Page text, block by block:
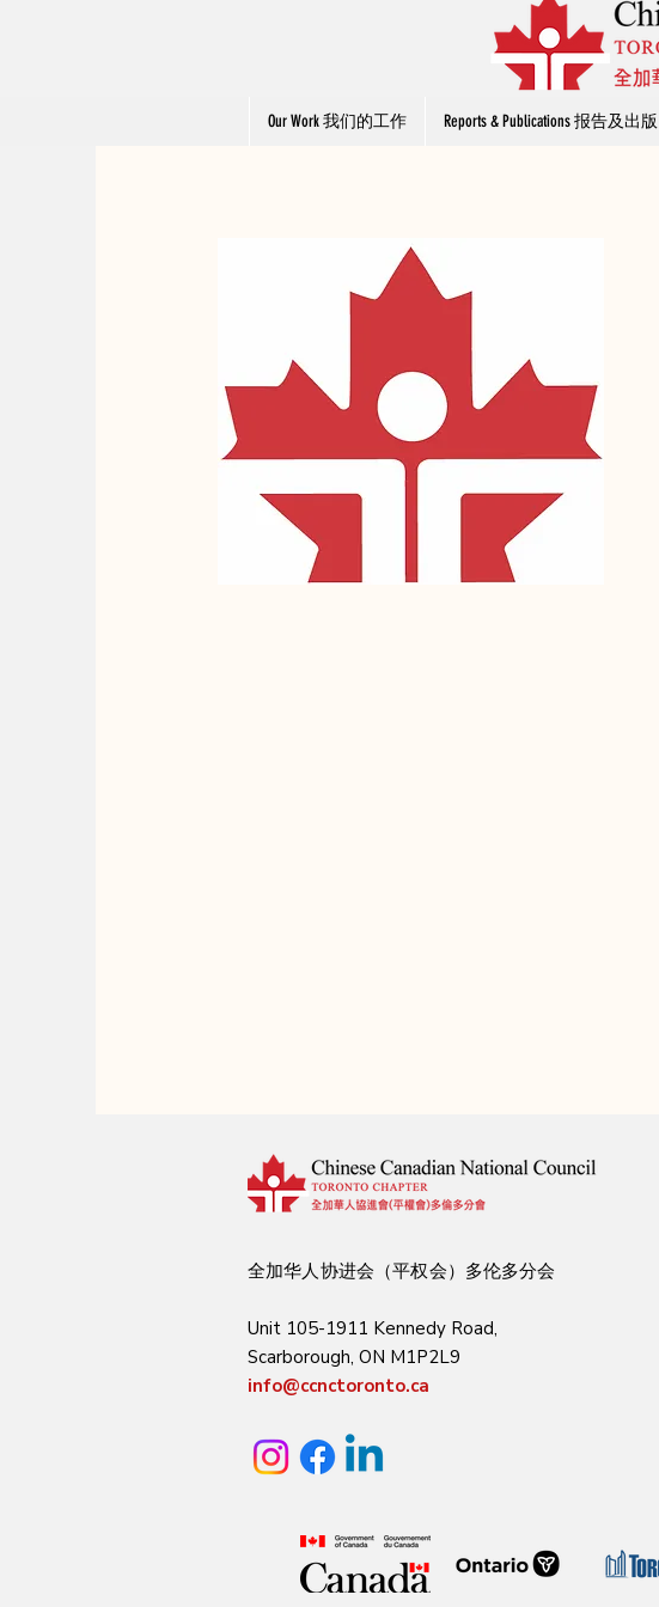
Our Work 我们的工作 Reports & Publications 报告及出版
全加华人协进会（平权会）多伦多分会
Unit 105-1911 Kennedy Road,
Scarborough, ON M1P2L9
info@ccnctoronto.ca